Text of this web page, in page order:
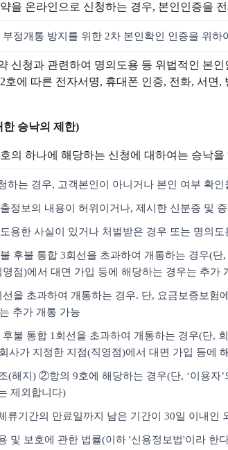
을 온라인으로 신청하는 경우, 본인인증을
부정개통 방지를 위한 2차 본인확인 인증을 위
신청과 관련하여 명의도용 등 위법적인 본
호에 따른 전자서명, 휴대폰 인증, 전화, 서면,
승낙의 제한)
의 하나에 해당하는 신청에 대하여는 승낙을
하는 경우, 고객본인이 아니거나 본인 여부 확인
정보의 내용이 허위이거나, 제시한 신분증 및
용한 사실이 있거나 처벌받은 경우 또는 명의
후불 통합 3회선을 초과하여 개통하는 경우(
점)에서 대면 가입 등에 해당하는 경우는 추가
선을 초과하여 개통하는 경우. 단, 요금보증보
추가 개통 가능
불 통합 1회선을 초과하여 개통하는 경우(단,
사가 지정한 지점(직영점)에서 대면 가입 등에
(해지) ②항의 9호에 해당하는 경우(단, ‘이용자
제외합니다)
류기간의 만료일까지 남은 기간이 30일 이내
및 보호에 관한 법률(이하 '신용정보법'이라 한